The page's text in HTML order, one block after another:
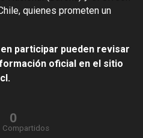
quienes prometen un
participar pueden revisar
oficial en el sitio
0
Compartidos